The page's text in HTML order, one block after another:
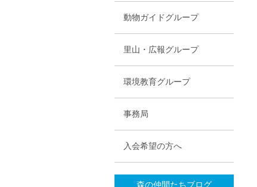
動物ガイドグループ
里山・広報グループ
環境教育グループ
事務局
入会希望の方へ
森の仲間たちブログ